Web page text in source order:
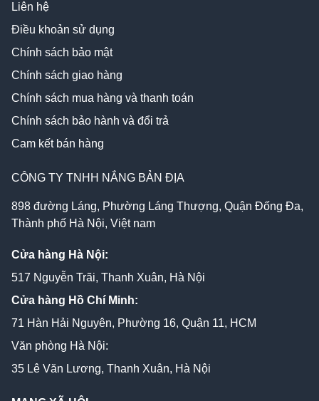
CÔNG TY TNHH NẮNG BẢN ĐỊA
898 đường Láng, Phường Láng Thượng, Quận Đống Đa,
Thành phố Hà Nội, Việt nam
Cửa hàng Hà Nội:
517 Nguyễn Trãi, Thanh Xuân, Hà Nội
Cửa hàng Hồ Chí Minh:
71 Hàn Hải Nguyên, Phường 16, Quận 11, HCM
Văn phòng Hà Nội:
35 Lê Văn Lương, Thanh Xuân, Hà Nội
Liên hệ
Điều khoản sử dụng
Chính sách bảo mật
Chính sách giao hàng
Chính sách mua hàng và thanh toán
Chính sách bảo hành và đổi trả
Cam kết bán hàng